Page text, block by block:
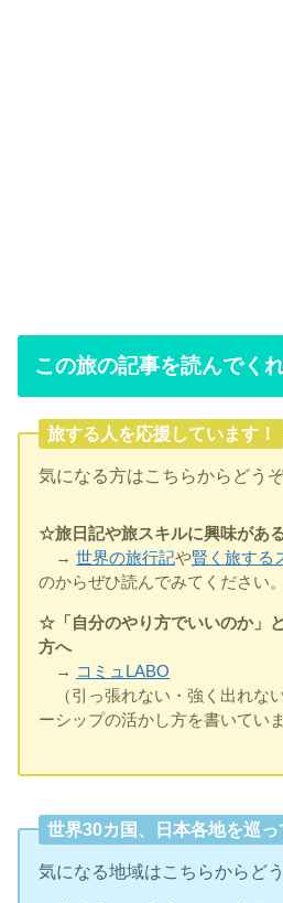
この旅の記事を読んでく
旅する人を応援しています！
気になる方はこちらからどうぞ
☆旅日記や旅スキルに興味があ
→世界の旅行記や賢く旅する
のからぜひ読んでみてください。
☆「自分のやり方でいいのか」
方へ
→ コミュLABO
（引っ張れない・強く出れな
ーシップの活かし方を書いていま
世界30カ国、日本各地を巡っ
気になる地域はこちらからどう